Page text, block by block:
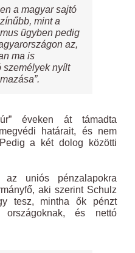
a magyar sajtó
mint a
ügyben pedig
az,
ma is
személyek nyílt
éveken át támadta
határait, és nem
a két dolog közötti
az uniós pénzalapokra
aki szerint Schulz
tesz, mintha ők pénzt
és nettó